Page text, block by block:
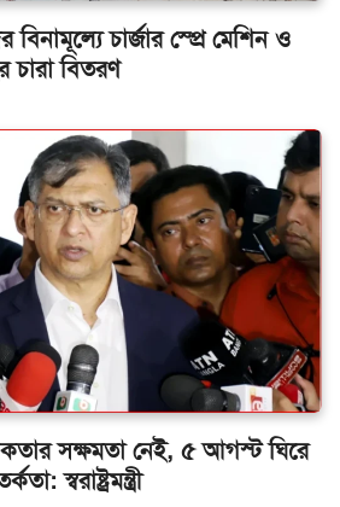
বিনামূল্যে চার্জার স্প্রে মেশিন ও
চারা বিতরণ
সক্ষমতা নেই, ৫ আগস্ট ঘিরে
স্বরাষ্ট্রমন্ত্রী